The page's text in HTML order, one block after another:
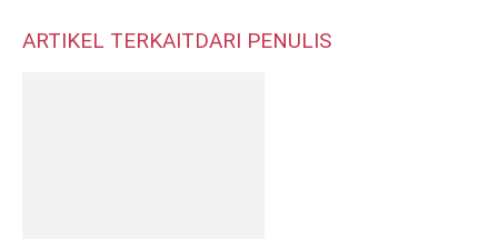
ARTIKEL TERKAITDARI PENULIS